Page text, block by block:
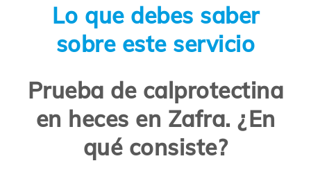
Lo que debes saber
sobre este servicio
Prueba de calprotectina
en heces en Zafra. ¿En
qué consiste?